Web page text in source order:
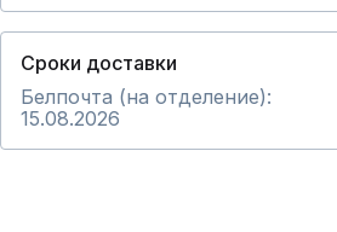
Сроки доставки
Белпочта (на отделение):
15.08.2026